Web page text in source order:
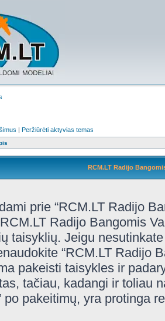
| Peržiūrėti aktyvias temas
RCM.LT Radijo
prie “RCM.LT Radijo
Radijo Bangomis
taisyklių. Jeigu
“RCM.LT Radijo
pakeisti taisykles ir
tačiau, kadangi ir toliau
po pakeitimų, yra protinga